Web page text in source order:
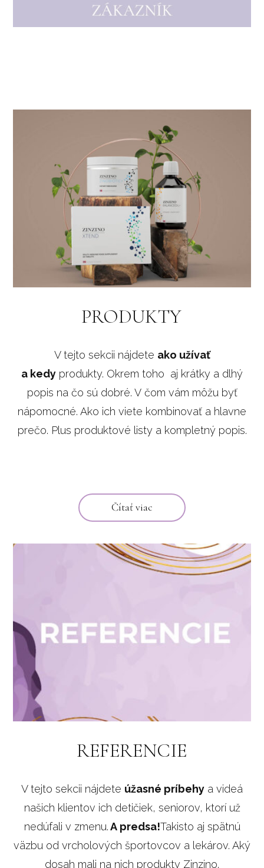
PRODUKTY
V tejto sekcii nájdete ako užívať
a kedy produkty. Okrem toho aj krátky a dlhý
popis na čo sú dobré. V čom vám môžu byť
nápomocné. Ako ich viete kombinovať a hlavne
prečo. Plus produktové listy a kompletný popis.
Čítať viac
REFERENCIE
V tejto sekcii nájdete úžasné príbehy a videá
našich klientov ich detičiek, seniorov, ktorí už
nedúfali v zmenu.A predsa!Takisto aj spätnú
väzbu od vrcholových športovcov a lekárov. Aký
dosah mali na nich produkty Zinzino.